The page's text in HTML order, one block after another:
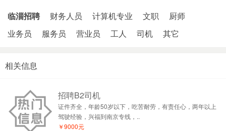
临淄招聘 财务人员 计算机专业 文职
厨师
业务员
服务员 营业员 工人 司机 其它
相关信息
招聘B2司机
证件齐全，年龄50岁以下，吃苦耐劳，有责任心，两年以上
驾驶经验，兴福到南京专线，..
￥9000元